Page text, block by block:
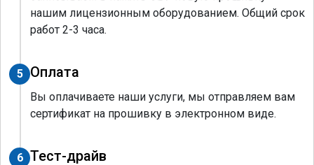
нашим лицензионным оборудованием. Общий срок
работ 2-3 часа.
5 Оплата
Вы оплачиваете наши услуги, мы отправляем вам
сертификат на прошивку в электронном виде.
6 Тест-драйв